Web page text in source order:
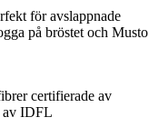
för avslappnade
på bröstet och Musto
certifierade av
av IDFL